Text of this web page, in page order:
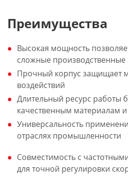
Преимущества
Высокая мощность
сложные производственные
Прочный корпус защищает
воздействий
Длительный ресурс работы
качественным материалам
Универсальность
отраслях промышленности
Совместимость с
для точной регулировки